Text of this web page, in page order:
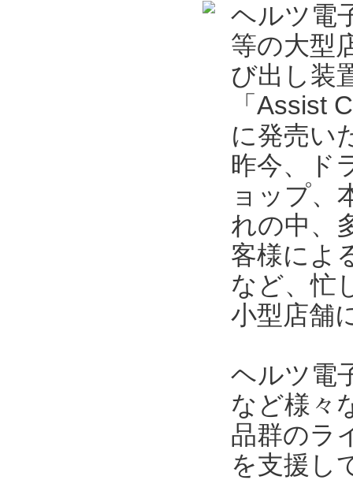
ヘルツ電
等の大型
び出し装
「Assist
に発売い
昨今、ド
ョップ、
れの中、
客様によ
など、忙
小型店舗
ヘルツ電
など様々
品群のラ
を支援し